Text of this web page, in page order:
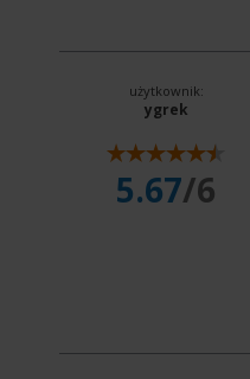
użytkownik:
ygrek
5.67/6